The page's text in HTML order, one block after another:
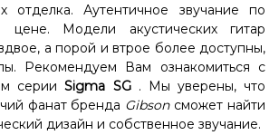
отделка. Аутентичное звучание по
цене. Модели акустических гитар
а порой и втрое более доступны,
Рекомендуем Вам ознакомиться с
серииSigma SG. Мы уверены, что
фанат бренда Gibsonсможет найти
дизайн и собственное звучание.